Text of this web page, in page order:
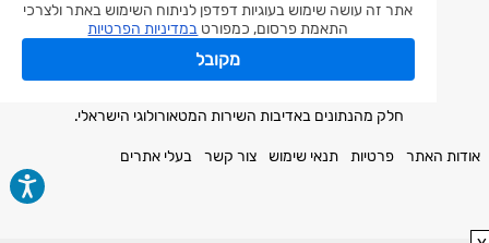
אתר זה עושה שימוש בעוגיות דפדפן לניתוח השימוש באתר ולצרכי
התאמת פרסום, כמפורט במדיניות הפרטיות
מקובל
אפליקצית מזג אוויר
אפליקצית מכ"ם גשם
חלק מהנתונים באדיבות השירות המטאורולוגי הישראלי.
אודות האתר פרטיות תנאי שימוש צור קשר בעלי אתרים